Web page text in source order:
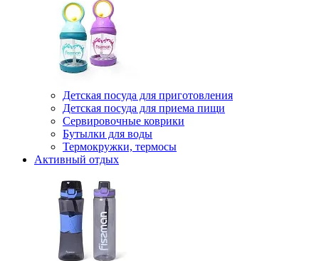
Детская посуда для приготовления
Детская посуда для приема пищи
Сервировочные коврики
Бутылки для воды
Термокружки, термосы
Активный отдых